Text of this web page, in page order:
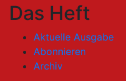
Das Heft
Aktuelle Ausgabe
Abonnieren
Archiv